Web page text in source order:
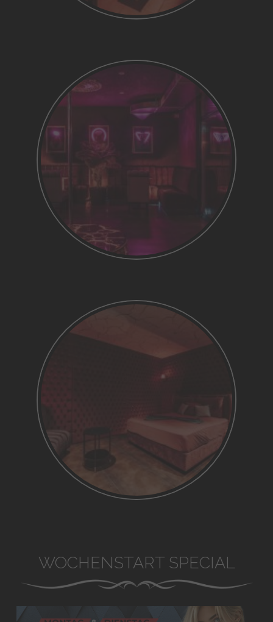
WOCHENSTART SPECIAL